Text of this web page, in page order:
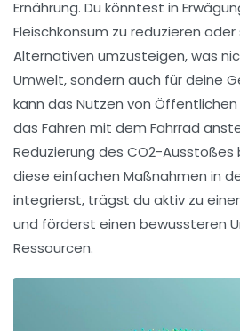
Ernährung. Du könntest in
Fleischkonsum zu reduzieren
Alternativen umzusteigen, was
Umwelt, sondern auch für deine
kann das Nutzen von
das Fahren mit dem Fahrrad
Reduzierung des CO2-Ausstoßes
diese einfachen Maßnahmen in
integrierst, trägst du aktiv zu
und förderst einen bewussteren
Ressourcen.